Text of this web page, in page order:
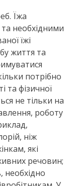
Їжа
та необхідними
їжі
життя та
потрібно
та фізичної
не тільки на
роботу
ніж
які
речовин;